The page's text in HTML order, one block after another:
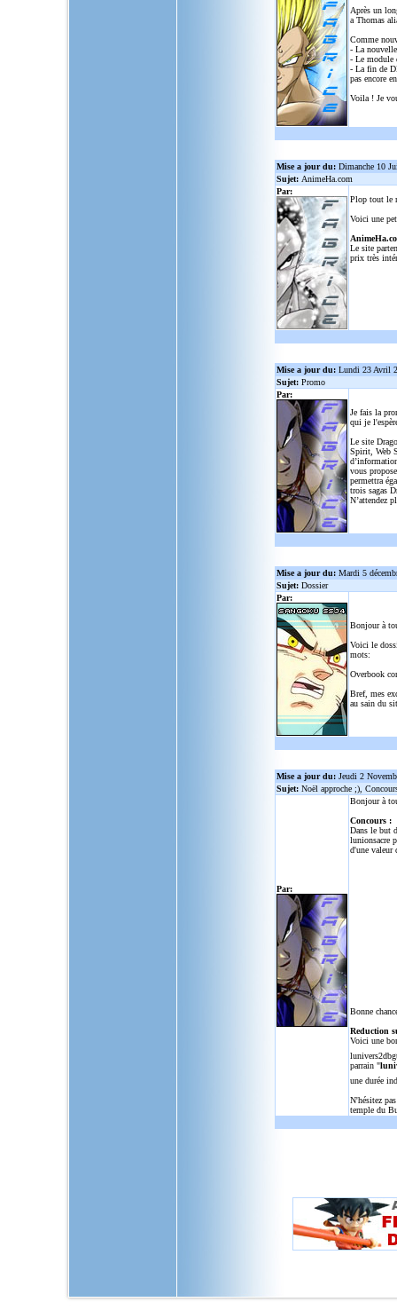
Après un
a Thomas
Comme
- La
- Le module
- La fin de
pas encore
Voila ! Je
Mise a jour du: Dimanche 10
Sujet: AnimeHa.com
Par:
Plop tout le
Voici une
Le site
prix très
Mise a jour du: Lundi 23 Avril
Sujet: Promo
Par:
Je fais la
qui je
Le site
Spirit, Web
vous
permettra
trois sagas
N’attendez
Mise a jour du: Mardi 5
Sujet: Dossier
Par:
Bonjour à
Voici le
mots:
Overbook
Bref, mes
au sain du
Mise a jour du: Jeudi 2
Sujet: Noël approche ;),
Par:
Bonjour à
Concours :
Dans le but
lunionsacre
d'une valeur
Bonne
Reduction
Voici une
parrain "
une durée
N'hésitez
temple du